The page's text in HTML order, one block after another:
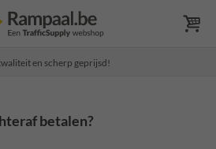
en scherp geprijsd!
betalen?